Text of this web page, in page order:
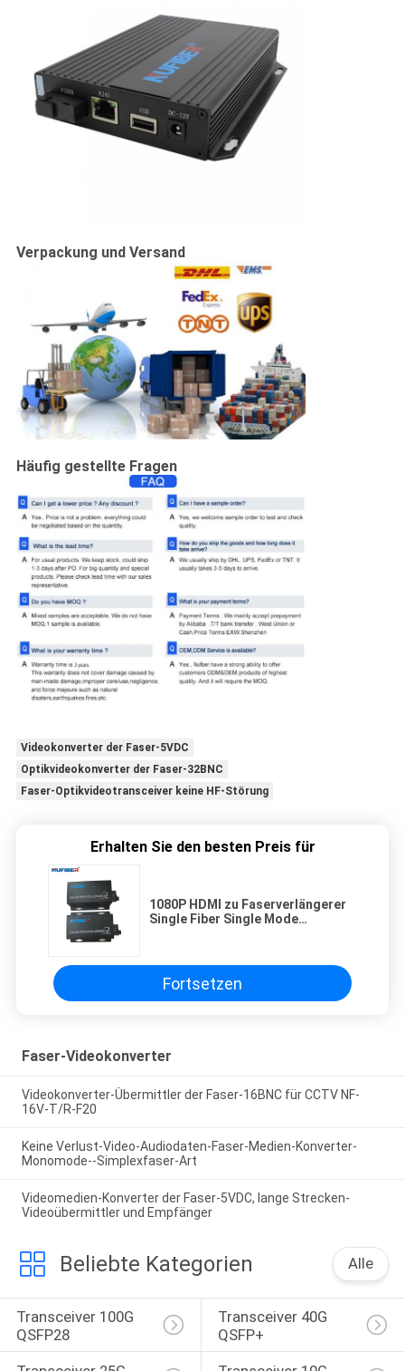
Verpackung und Versand
Häufig gestellte Fragen
Videokonverter der Faser-5VDC
Optikvideokonverter der Faser-32BNC
Faser-Optikvideotransceiver keine HF-Störung
Erhalten Sie den besten Preis für
1080P HDMI zu Faserverlängerer
Single Fiber Single Mode
Fortsetzen
Faser-Videokonverter
Videokonverter-Übermittler der Faser-16BNC für CCTV NF-
16V-T/R-F20
Keine Verlust-Video-Audiodaten-Faser-Medien-Konverter-
Monomode--Simplexfaser-Art
Videomedien-Konverter der Faser-5VDC, lange Strecken-
Videoübermittler und Empfänger
Beliebte Kategorien Alle
Transceiver 100G
QSFP28
Transceiver 40G
QSFP+